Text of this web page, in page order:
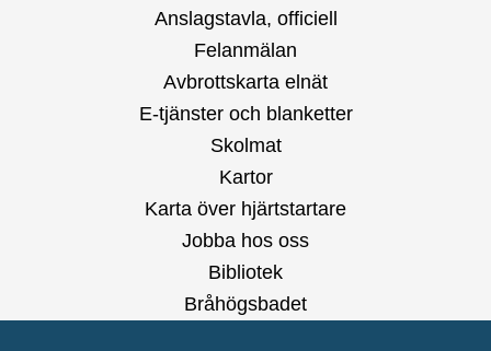
Anslagstavla, officiell
Felanmälan
Avbrottskarta elnät
E-tjänster och blanketter
Skolmat
Kartor
Karta över hjärtstartare
Jobba hos oss
Bibliotek
Bråhögsbadet